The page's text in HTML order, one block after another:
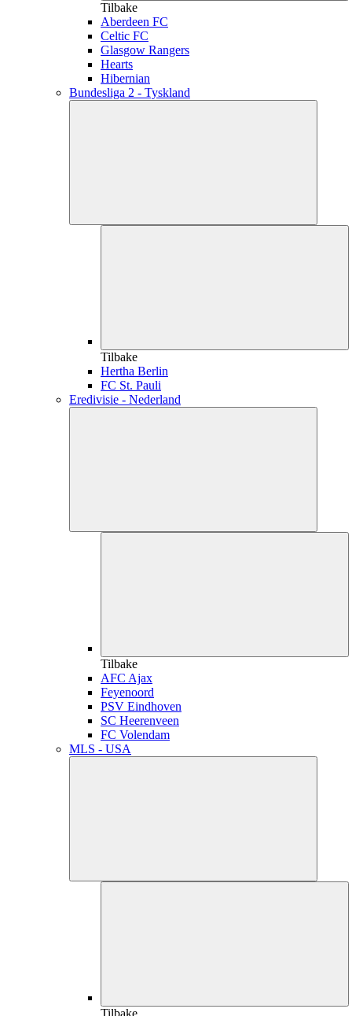
Tilbake
Aberdeen FC
Celtic FC
Glasgow Rangers
Hearts
Hibernian
Bundesliga 2 - Tyskland
Tilbake
Hertha Berlin
FC St. Pauli
Eredivisie - Nederland
Tilbake
AFC Ajax
Feyenoord
PSV Eindhoven
SC Heerenveen
FC Volendam
MLS - USA
Tilbake